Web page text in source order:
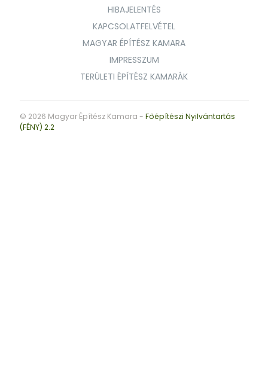
HIBAJELENTÉS
KAPCSOLATFELVÉTEL
MAGYAR ÉPÍTÉSZ KAMARA
IMPRESSZUM
TERÜLETI ÉPÍTÉSZ KAMARÁK
© 2026 Magyar Építész Kamara - Főépítészi Nyilvántartás
(FÉNY) 2.2